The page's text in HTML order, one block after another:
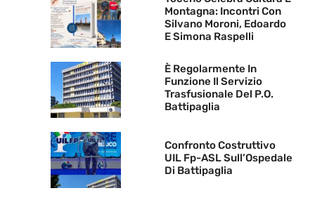
Montagna: Incontri Con
Silvano Moroni, Edoardo
E Simona Raspelli
È Regolarmente In
Funzione Il Servizio
Trasfusionale Del P.O.
Battipaglia
Confronto Costruttivo
UIL Fp-ASL Sull’Ospedale
Di Battipaglia